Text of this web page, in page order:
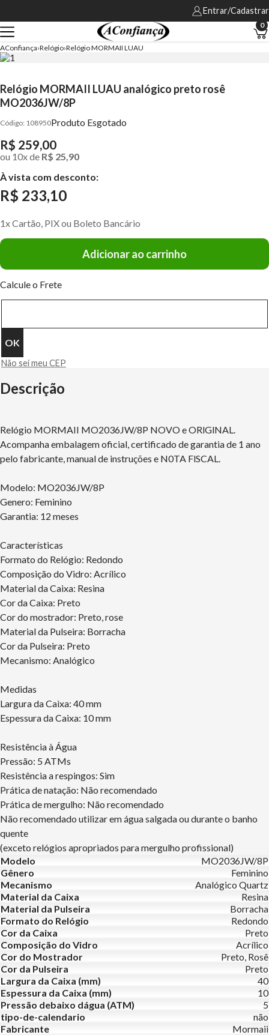
Entrar/Cadastrar
0
AConfiança Relógio Relógio MORMAII LUAU
Relógio MORMAII LUAU analógico preto rosê
MO2036JW/8P
108950Produto Esgotado
R$ 259,00
ou 10xde R$ 25,90
À vista com desconto:
R$ 233,10
1x Cartão, PIX ou Boleto Bancário
Adicionar ao carrinho
Calcule o Frete
Não sei meu CEP
Descrição
Relógio MORMAII MO2036JW/8P NOVO e ORlGlNAL.
Acompanha embalagem oficial, certificado de garantia de 1 ano
pelo fabricante, manual de instruções e N0TA FlSCAL.
Modelo: MO2036JW/8P
Genero: Feminino
Garantia: 12 meses
Características
Formato do Relógio: Redondo
Composição do Vidro: Acrílico
Material da Caixa: Resina
Cor da Caixa: Preto
Cor do mostrador: Preto, rose
Material da Pulseira: Borracha
Cor da Pulseira: Preto
Mecanismo: Analógico
Medidas
Largura da Caixa: 40 mm
Espessura da Caixa: 10 mm
Resistência à Água
Pressão: 5 ATMs
Resistência a respingos: Sim
Prática de natação: Não recomendado
Prática de mergulho: Não recomendado
Não recomendado utilizar em água salgada ou durante o banho
quente
(exceto relógios apropriados para mergulho profissional)
Modelo
MO2036JW/8P
Gênero
Feminino
Mecanismo
Analógico Quartz
Material da Caixa
Resina
Material da Pulseira
Borracha
Formato do Relógio
Redondo
Cor da Caixa
Preto
Composição do Vidro
Acrílico
Cor do Mostrador
Preto, Rosê
Cor da Pulseira
Preto
Largura da Caixa (mm)
40
Espessura da Caixa (mm)
10
Pressão debaixo dágua (ATM)
5
tipo-de-calendario
não
Fabricante
Mormaii